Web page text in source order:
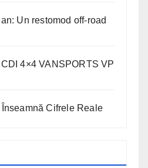
Un restomod off-road
4×4 VANSPORTS VP
Cifrele Reale